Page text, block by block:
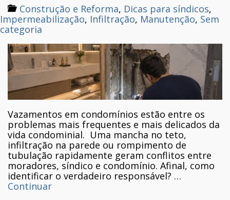
Construção e Reforma, Dicas para síndicos,
Impermeabilização, Infiltração, Manutenção, Sem
categoria
Vazamentos em condomínios estão entre os
problemas mais frequentes e mais delicados da
vida condominial. Uma mancha no teto,
infiltração na parede ou rompimento de
tubulação rapidamente geram conflitos entre
moradores, síndico e condomínio. Afinal, como
identificar o verdadeiro responsável? …
Continuar